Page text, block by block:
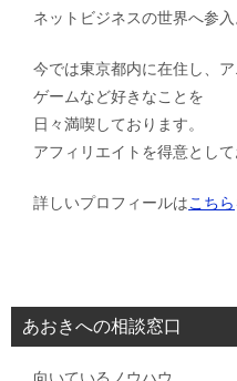
ネットビジネスの世界へ参入
今では東京都内に在住し、
ゲームなど好きなことを
日々満喫しております。
アフィリエイトを得意として
詳しいプロフィールはこちら
あおきへの相談窓口
向いているノウハウ